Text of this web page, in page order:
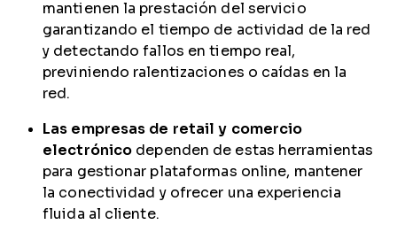
mantienen la prestación del servicio
garantizando el tiempo de actividad de la red
y detectando fallos en tiempo real,
previniendo ralentizaciones o caídas en la
red.
Las empresas de retail y comercio
electrónico dependen de estas herramientas
para gestionar plataformas online, mantener
la conectividad y ofrecer una experiencia
fluida al cliente.